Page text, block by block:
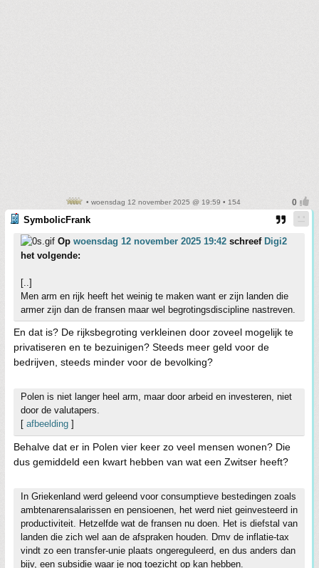
• woensdag 12 november 2025 @ 19:59 • 154
SymbolicFrank
Op woensdag 12 november 2025 19:42 schreef Digi2
het volgende:
[..]
Men arm en rijk heeft het weinig te maken want er zijn landen die
armer zijn dan de fransen maar wel begrotingsdiscipline nastreven.
En dat is? De rijksbegroting verkleinen door zoveel mogelijk te
privatiseren en te bezuinigen? Steeds meer geld voor de
bedrijven, steeds minder voor de bevolking?
Polen is niet langer heel arm, maar door arbeid en investeren, niet
door de valutapers.
[ afbeelding ]
Behalve dat er in Polen vier keer zo veel mensen wonen? Die
dus gemiddeld een kwart hebben van wat een Zwitser heeft?
In Griekenland werd geleend voor consumptieve bestedingen zoals
ambtenarensalarissen en pensioenen, het werd niet geinvesteerd in
productiviteit. Hetzelfde wat de fransen nu doen. Het is diefstal van
landen die zich wel aan de afspraken houden. Dmv de inflatie-tax
vindt zo een transfer-unie plaats ongereguleerd, en dus anders dan
bijv, een subsidie waar je nog toezicht op kan hebben.